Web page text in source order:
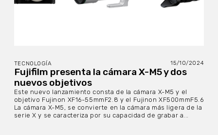
TECNOLOGÍA 15/10/2024
Fujifilm presenta la cámara X-M5 y dos
nuevos objetivos
Este nuevo lanzamiento consta de la cámara X-M5 y el
objetivo Fujinon XF16-55mmF2.8 y el Fujinon XF500mmF5.6
La cámara X-M5, se convierte en la cámara más ligera de la
serie X y se caracteriza por su capacidad de grabar a...